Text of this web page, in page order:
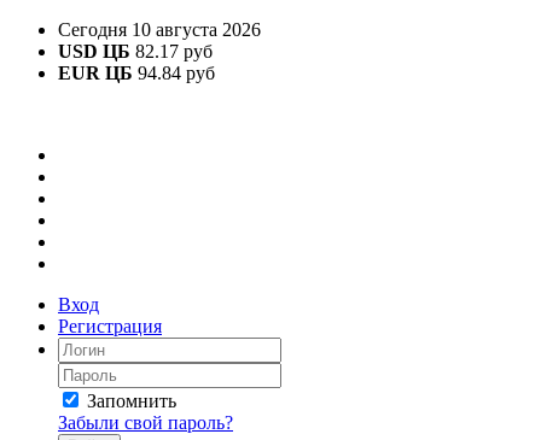
Сегодня 10 августа 2026
USD ЦБ 82.17 руб
EUR ЦБ 94.84 руб
Вход
Регистрация
Запомнить
Забыли свой пароль?